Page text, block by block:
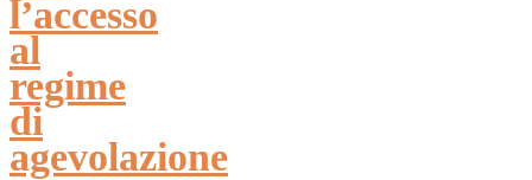
l’accesso
al
regime
di
agevolazione